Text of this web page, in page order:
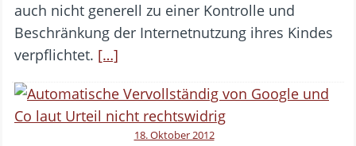
auch nicht generell zu einer Kontrolle und
Beschränkung der Internetnutzung ihres Kindes
verpflichtet. […]
18. Oktober 2012